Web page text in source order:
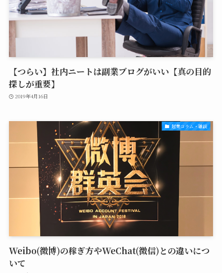
【つらい】社内ニートは副業ブログがいい【真の目的
探しが重要】
2019年4月16日
起業コラム・雑談
Weibo(微博)の稼ぎ方やWeChat(微信)との違いにつ
いて